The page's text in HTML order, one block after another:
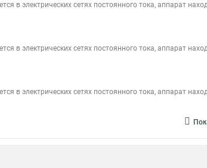
в электрических сетях постоянного тока, аппарат
в электрических сетях постоянного тока, аппарат
в электрических сетях постоянного тока, аппарат